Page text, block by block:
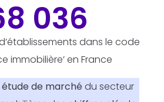
036
dans le code
immobilière’ en France
étude de marché du secteur